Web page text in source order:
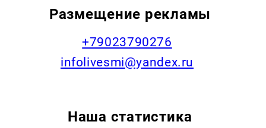
Размещение рекламы
+79023790276
infolivesmi@yandex.ru
Наша статистика